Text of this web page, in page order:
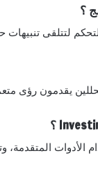
؟
لتتلقى تنبيهات
يقدمون رؤى
الأدوات